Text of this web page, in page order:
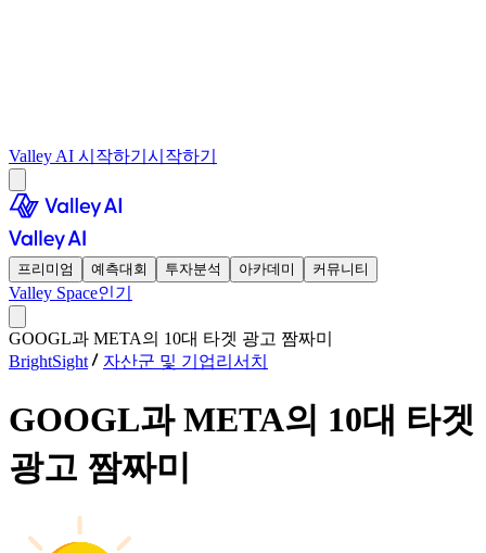
Valley AI 시작하기 시작하기
프리미엄 예측대회 투자분석 아카데미 커뮤니티
Valley Space인기
GOOGL과 META의 10대 타겟 광고 짬짜미
BrightSight
자산군 및 기업리서치
GOOGL과 META의 10대 타겟
광고 짬짜미